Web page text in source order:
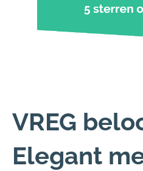
VREG
Elegant